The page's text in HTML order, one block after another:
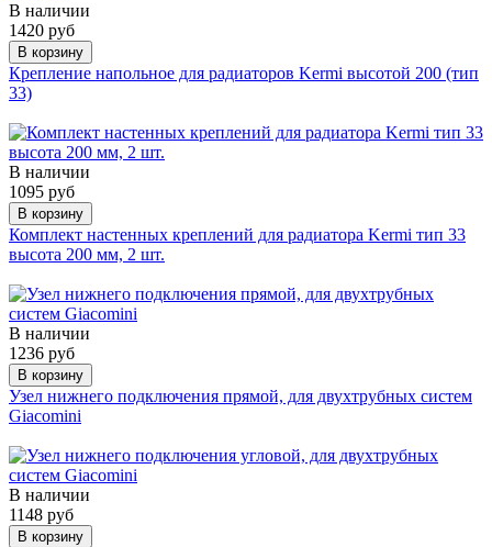
В наличии
1420 руб
В корзину
Крепление напольное для радиаторов Kermi высотой 200 (тип
33)
В наличии
1095 руб
В корзину
Комплект настенных креплений для радиатора Kermi тип 33
высота 200 мм, 2 шт.
В наличии
1236 руб
В корзину
Узел нижнего подключения прямой, для двухтрубных систем
Giacomini
В наличии
1148 руб
В корзину